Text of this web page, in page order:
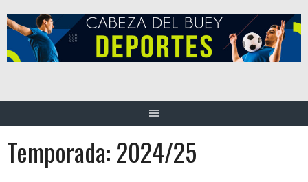
al
contenido
Temporada:2024/25